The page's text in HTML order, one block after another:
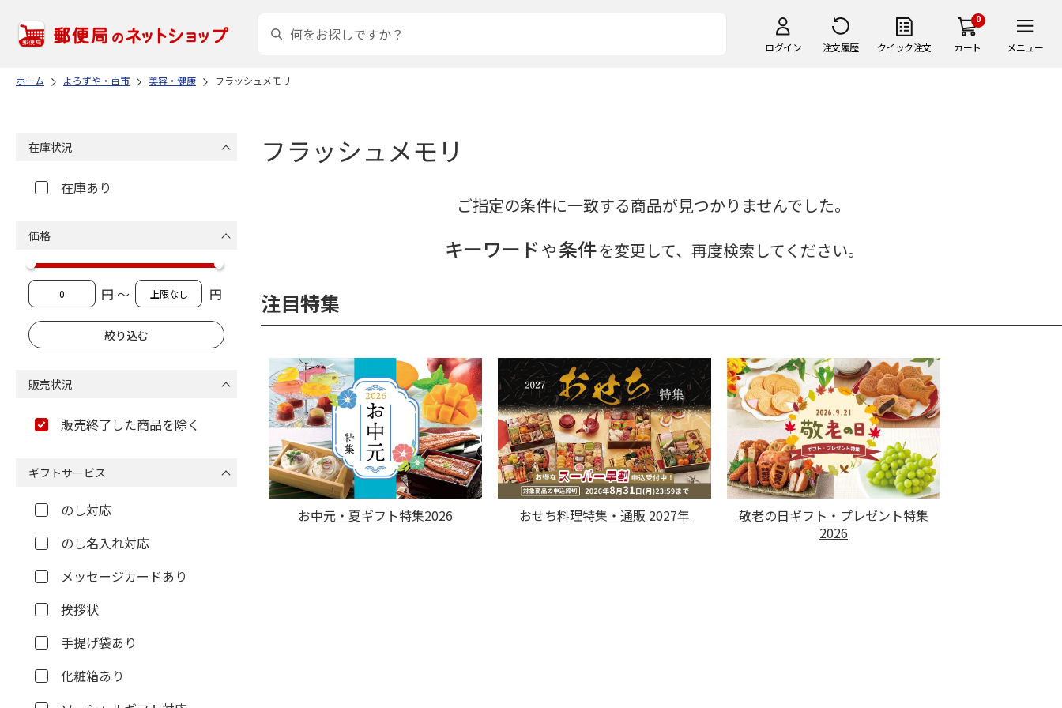
ログイン 注文履歴 クイック注文
0
カート メニュー
ホーム よろずや・百市 美容・健康 フラッシュメモリ
フラッシュメモリ
ご指定の条件に一致する商品が見つかりませんでした。
キーワードや条件を変更して、再度検索してください。
注目特集
お中元・夏ギフト特集2026 おせち料理特集・通販 2027年
敬老の日ギフト・プレゼント特集
2026
在庫状況
在庫あり
価格
円 ～ 円
販売状況
販売終了した商品を除く
ギフトサービス
のし対応
のし名入れ対応
メッセージカードあり
挨拶状
手提げ袋あり
化粧箱あり